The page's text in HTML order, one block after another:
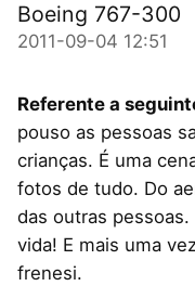
Boeing 767-300
2011-09-04 12:51
Referente a
pouso as pessoas
crianças. É uma
fotos de tudo. Do
das outras
vida! E mais uma
frenesi.